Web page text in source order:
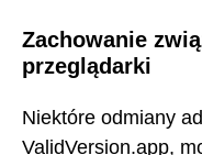
Zachowanie
przeglądarki
Niektóre odmiany
ValidVersion.app,